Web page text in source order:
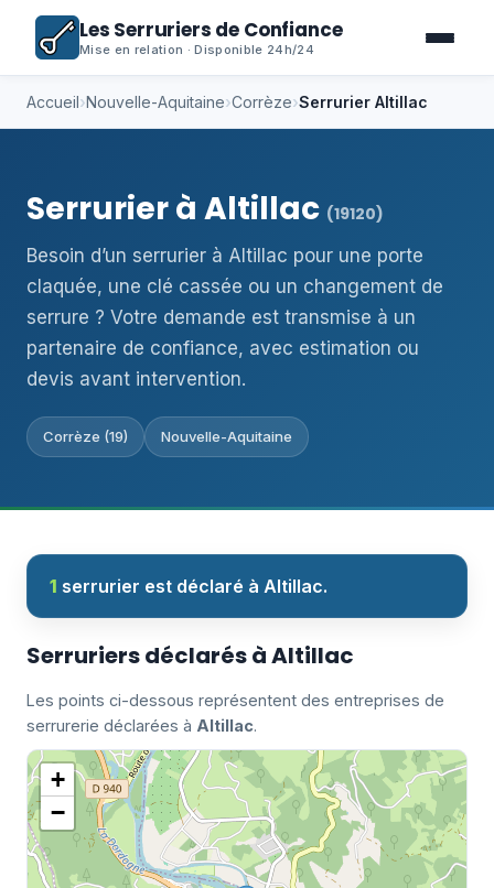
Les Serruriers de Confiance
Mise en relation · Disponible 24h/24
Accueil›Nouvelle-Aquitaine›Corrèze›Serrurier Altillac
Serrurier à Altillac (19120)
Besoin d’un serrurier à Altillac pour une porte
claquée, une clé cassée ou un changement de
serrure ? Votre demande est transmise à un
partenaire de confiance, avec estimation ou
devis avant intervention.
Corrèze (19) Nouvelle-Aquitaine
1 serrurier est déclaré à Altillac.
Serruriers déclarés à Altillac
Les points ci-dessous représentent des entreprises de
serrurerie déclarées à Altillac.
+
−